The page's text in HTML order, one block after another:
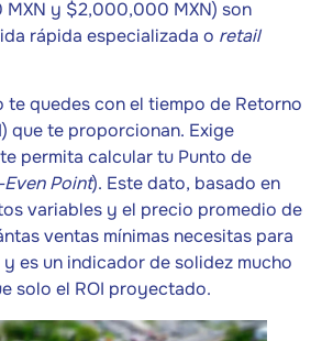
y $2,000,000 MXN) son
rápida especializada o retail
quedes con el tiempo de Retorno
que te proporcionan. Exige
permita calcular tu Punto de
Even Point). Este dato, basado en
variables y el precio promedio de
ventas mínimas necesitas para
es un indicador de solidez mucho
solo el ROI proyectado.